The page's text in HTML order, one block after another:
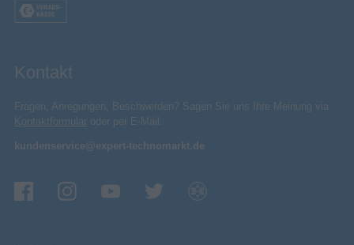
Kontakt
Fragen, Anregungen, Beschwerden? Sagen Sie uns Ihre Meinung via
Kontaktformular oder per E-Mail:
kundenservice@expert-technomarkt.de